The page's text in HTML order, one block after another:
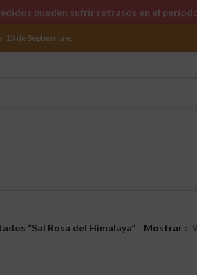
15 de Septiembre.
“Sal Rosa del Himalaya” Mostrar 9
pueden sufrir retrasos en el